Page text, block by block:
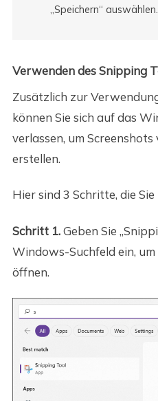
„Speichern“ auswählen.
Verwenden des Snipping
Zusätzlich zur
können Sie sich auf das
verlassen, um
erstellen.
Hier sind 3 Schritte, die
Schritt 1.Geben Sie
Windows-Suchfeld ein,
öffnen.